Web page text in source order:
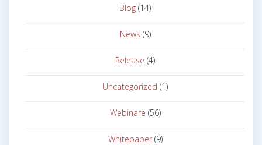
Blog (14)
News (9)
Release (4)
Uncategorized (1)
Webinare (56)
Whitepaper(9)